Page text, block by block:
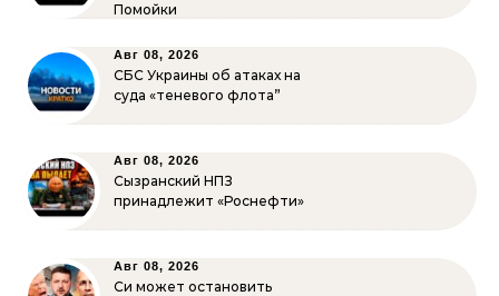
Помойки
Авг 08, 2026
СБС Украины об атаках на
суда «теневого флота”
Авг 08, 2026
Сызранский НПЗ
принадлежит «Роснефти»
Авг 08, 2026
Си может остановить